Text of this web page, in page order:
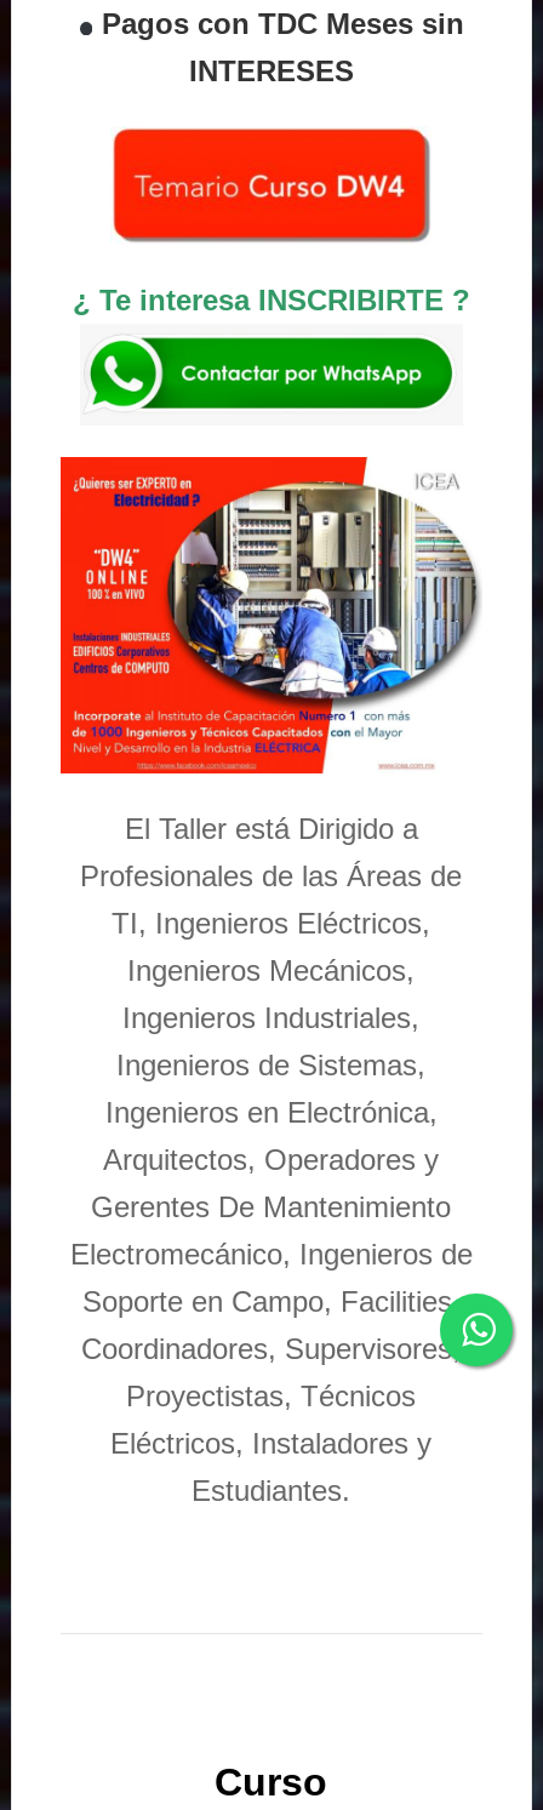
Pagos con TDC Meses sin
INTERESES
¿ Te interesa INSCRIBIRTE ?
El Taller está Dirigido a
Profesionales de las Áreas de
TI, Ingenieros Eléctricos,
Ingenieros Mecánicos,
Ingenieros Industriales,
Ingenieros de Sistemas,
Ingenieros en Electrónica,
Arquitectos, Operadores y
Gerentes De Mantenimiento
Electromecánico, Ingenieros de
Soporte en Campo, Facilities,
Coordinadores, Supervisores,
Proyectistas, Técnicos
Eléctricos, Instaladores y
Estudiantes.
Curso